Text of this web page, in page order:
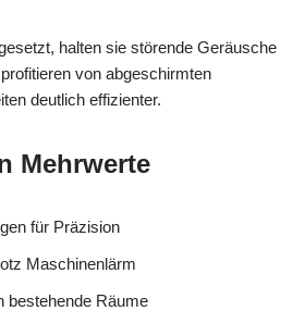
halten sie störende Geräusche
von abgeschirmten
deutlich effizienter.
Mehrwerte
für Präzision
Maschinenlärm
bestehende Räume